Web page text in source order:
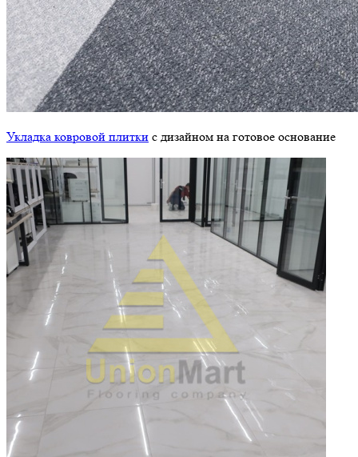
Укладка ковровой плитки с дизайном на готовое основание